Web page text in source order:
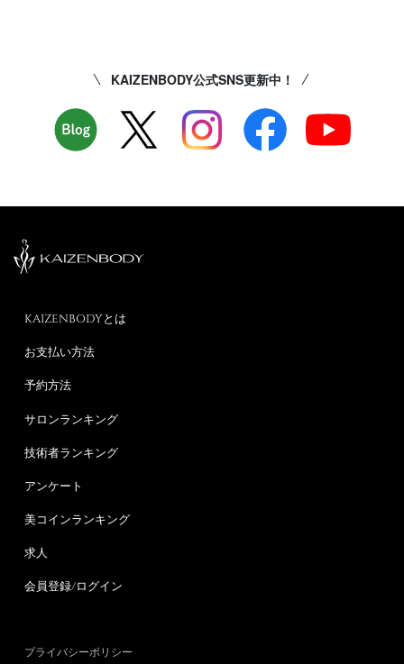
KAIZENBODY公式SNS更新中！
KAIZENBODYとは
お支払い方法
予約方法
サロンランキング
技術者ランキング
アンケート
美コインランキング
求人
会員登録/ログイン
プライバシーポリシー